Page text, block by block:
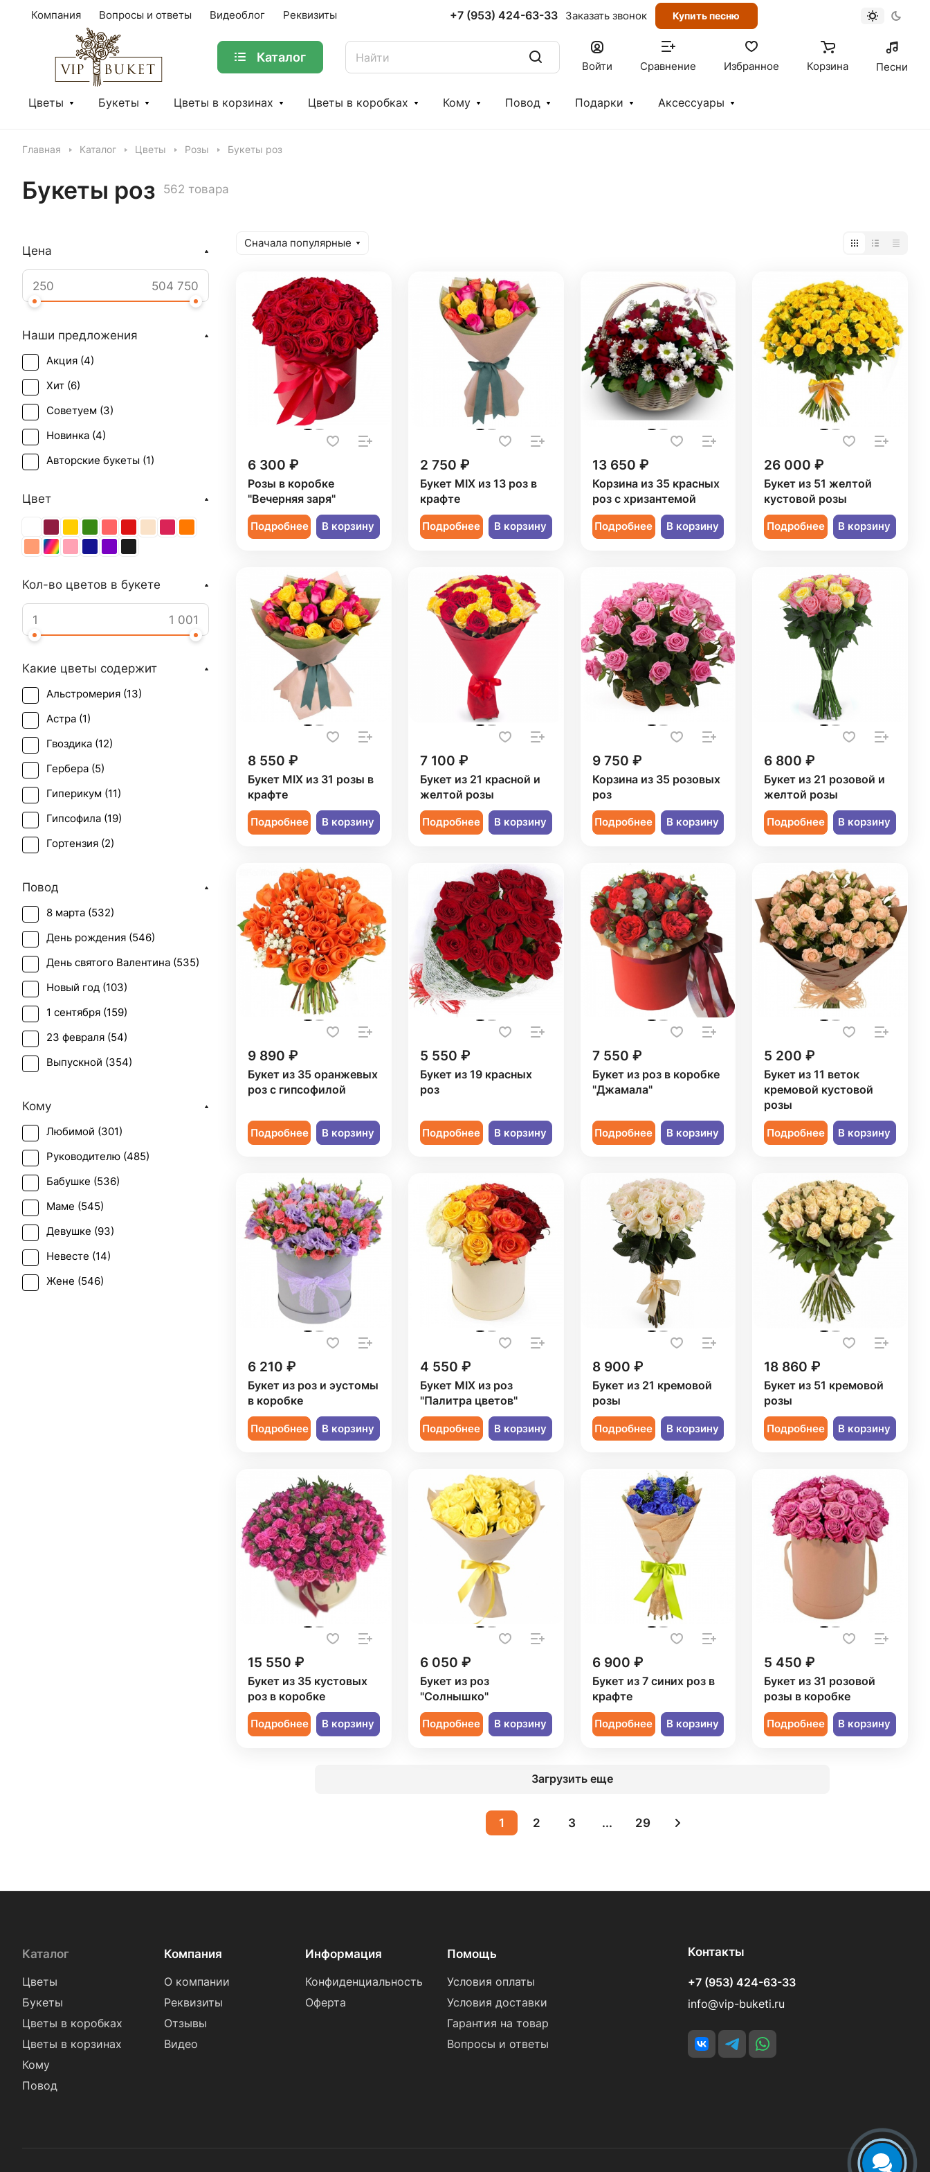
Компания Вопросы и ответы Видеоблог Реквизиты +7 (953) 424-63-33 Заказать звонок Купить песню
Каталог
Войти Сравнение Избранное Корзина Песни
Цветы Букеты Цветы в корзинах Цветы в коробках Кому Повод Подарки Аксессуары
Главная Каталог Цветы Розы Букеты роз
Букеты роз 562 товара
Сначала популярные
6 300 ₽
Розы в коробке
"Вечерняя заря"
Подробнее В корзину
2 750 ₽
Букет MIX из 13 роз в
крафте
Подробнее В корзину
13 650 ₽
Корзина из 35 красных
роз с хризантемой
Подробнее В корзину
26 000 ₽
Букет из 51 желтой
кустовой розы
Подробнее В корзину
8 550 ₽
Букет MIX из 31 розы в
крафте
Подробнее В корзину
7 100 ₽
Букет из 21 красной и
желтой розы
Подробнее В корзину
9 750 ₽
Корзина из 35 розовых
роз
Подробнее В корзину
6 800 ₽
Букет из 21 розовой и
желтой розы
Подробнее В корзину
9 890 ₽
Букет из 35 оранжевых
роз с гипсофилой
Подробнее В корзину
5 550 ₽
Букет из 19 красных
роз
Подробнее В корзину
7 550 ₽
Букет из роз в коробке
"Джамала"
Подробнее В корзину
5 200 ₽
Букет из 11 веток
кремовой кустовой
розы
Подробнее В корзину
6 210 ₽
Букет из роз и эустомы
в коробке
Подробнее В корзину
4 550 ₽
Букет MIX из роз
"Палитра цветов"
Подробнее В корзину
8 900 ₽
Букет из 21 кремовой
розы
Подробнее В корзину
18 860 ₽
Букет из 51 кремовой
розы
Подробнее В корзину
15 550 ₽
Букет из 35 кустовых
роз в коробке
Подробнее В корзину
6 050 ₽
Букет из роз
"Солнышко"
Подробнее В корзину
6 900 ₽
Букет из 7 синих роз в
крафте
Подробнее В корзину
5 450 ₽
Букет из 31 розовой
розы в коробке
Подробнее В корзину
Загрузить еще
1 2 3 ... 29
Цена
Наши предложения
Акция (4)
Хит (6)
Советуем (3)
Новинка (4)
Авторские букеты (1)
Цвет
Кол-во цветов в букете
Какие цветы содержит
Альстромерия (13)
Астра (1)
Гвоздика (12)
Гербера (5)
Гиперикум (11)
Гипсофила (19)
Гортензия (2)
Калла (
Краспедия (2
Лилия (4)
Маттиола (1 )
Мимоза (2)
Орхидея (14)
Пион (3)
Подсолнух (1)
Повод
8 марта (532)
День рождения (546)
День святого Валентина (535)
Новый год (103)
1 сентября (159)
23 февраля (54)
Выпускной (354)
День учителя (
Пасха (41
Первое свидание (500
Последний звонок (
Рождение ребенка (
Рождество (102
Свадьба (6)
Татьянин день (
Кому
Любимой (301)
Руководителю (485)
Бабушке (536)
Маме (545)
Девушке (93)
Невесте (14)
Жене (546)
Каталог
Цветы
Букеты
Цветы в коробках
Цветы в корзинах
Кому
Повод
Компания
О компании
Реквизиты
Отзывы
Видео
Информация
Конфиденциальность
Оферта
Помощь
Условия оплаты
Условия доставки
Гарантия на товар
Вопросы и ответы
Контакты
+7 (953) 424-63-33
info@vip-buketi.ru